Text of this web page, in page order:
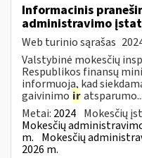
Informacinis
administravimo
Web turinio sąrašas
Valstybinė mokesčių
Respublikos finansų
informuoja, kad
gaivinimo iratsparumo...
Metai: 2024 Mokesčių
Mokesčių
m. Mokesčių
2026 m.